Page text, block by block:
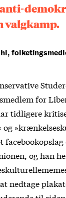
anti-
valgkamp.
for
tidligere
og
og han
nedtage